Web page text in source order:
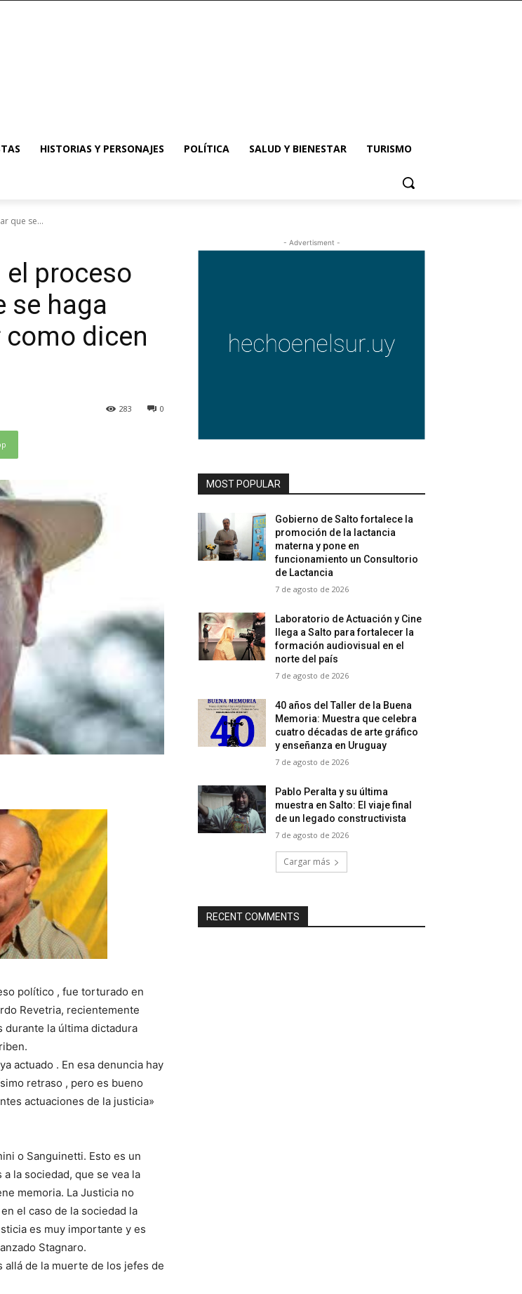
HISTORIAS Y PERSONAJES POLÍTICA SALUD Y BIENESTAR TURISMO
que se...
proceso
se haga
dicen
0
283
político , fue torturado en
Revetria, recientemente
durante la última dictadura
actuado . En esa denuncia hay
retraso , pero es bueno
actuaciones de la justicia»
o Sanguinetti. Esto es un
la sociedad, que se vea la
memoria. La Justicia no
el caso de la sociedad la
es muy importante y es
Stagnaro.
allá de la muerte de los jefes de
- Advertisment -
MOST POPULAR
Gobierno de Salto fortalece la
promoción de la lactancia
materna y pone en
funcionamiento un Consultorio
de Lactancia
7 de agosto de 2026
Laboratorio de Actuación y Cine
llega a Salto para fortalecer la
formación audiovisual en el
norte del país
7 de agosto de 2026
40 años del Taller de la Buena
Memoria: Muestra que celebra
cuatro décadas de arte gráfico
y enseñanza en Uruguay
7 de agosto de 2026
Pablo Peralta y su última
muestra en Salto: El viaje final
de un legado constructivista
7 de agosto de 2026
Cargar más
RECENT COMMENTS